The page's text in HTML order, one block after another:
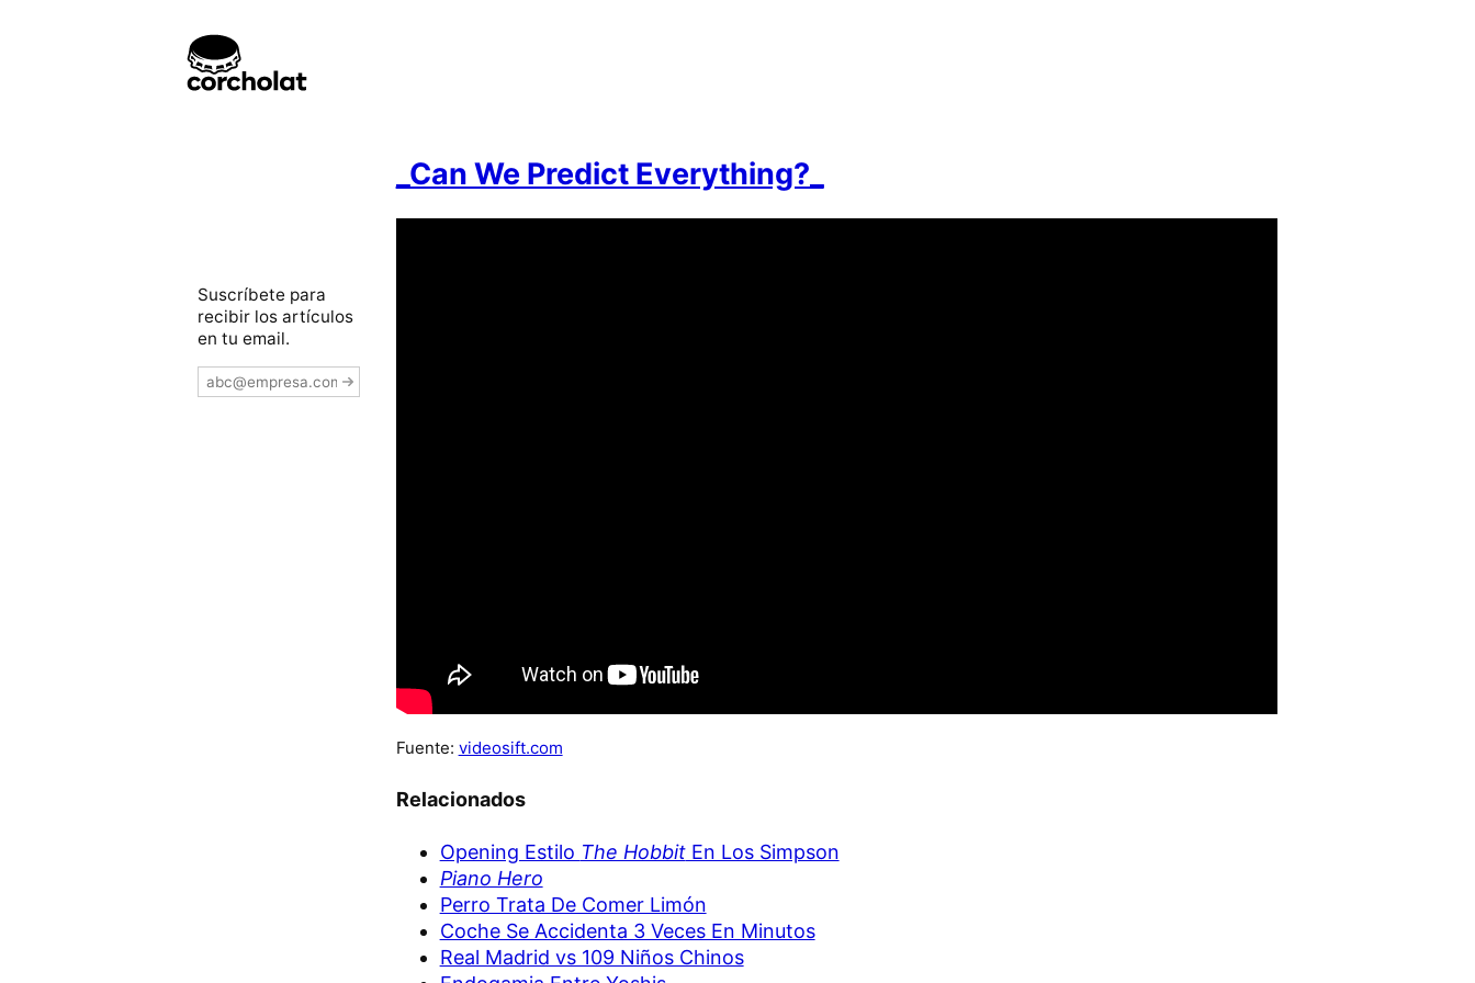
_Can We Predict Everything?_
Fuente: videosift.com
Relacionados
Opening Estilo The HobbitEn Los Simpson
Piano Hero
Perro Trata De Comer Limón
Coche Se Accidenta 3 Veces En Minutos
Real Madrid vs 109 Niños Chinos
Suscríbete para
recibir los artículos
en tu email.